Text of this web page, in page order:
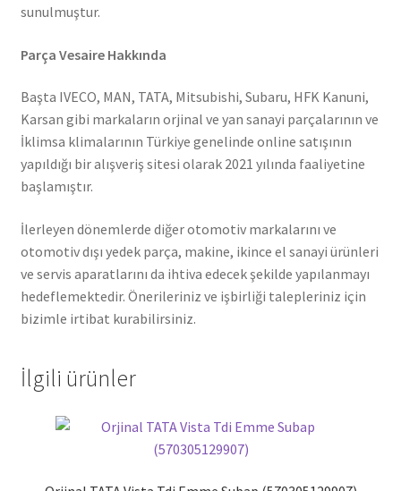
sunulmuştur.
Parça Vesaire Hakkında
Başta IVECO, MAN, TATA, Mitsubishi, Subaru, HFK Kanuni,
Karsan gibi markaların orjinal ve yan sanayi parçalarının ve
İklimsa klimalarının Türkiye genelinde online satışının
yapıldığı bir alışveriş sitesi olarak 2021 yılında faaliyetine
başlamıştır.
İlerleyen dönemlerde diğer otomotiv markalarını ve
otomotiv dışı yedek parça, makine, ikince el sanayi ürünleri
ve servis aparatlarını da ihtiva edecek şekilde yapılanmayı
hedeflemektedir. Önerileriniz ve işbirliği talepleriniz için
bizimle irtibat kurabilirsiniz.
İlgili ürünler